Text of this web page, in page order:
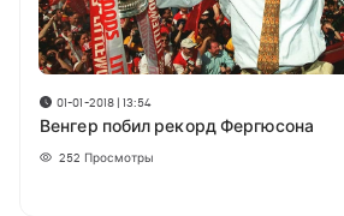
01-01-2018 | 13:54
Венгер побил рекорд Фергюсона
252 Просмотры